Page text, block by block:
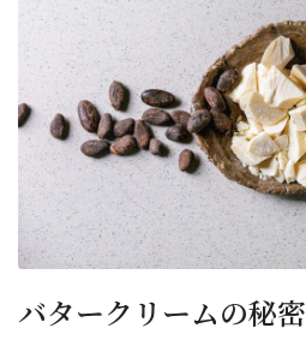
バタークリームの秘密